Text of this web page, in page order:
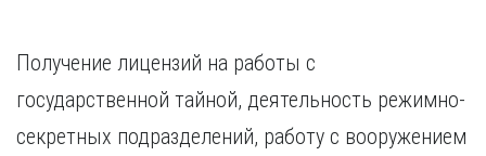
Получение лицензий на работы с
государственной тайной, деятельность режимно-
секретных подразделений, работу с вооружением